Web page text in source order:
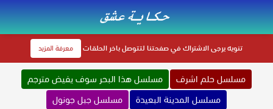
تنويهيرجى الاشتراك في صفحتنا لتتوصل باخر الحلقات معرفة المزيد
مسلسل حلم اشرف
مسلسل هذا البحر سوف يفيض مترجم
مسلسل المدينة البعيدة
مسلسل جبل جونول